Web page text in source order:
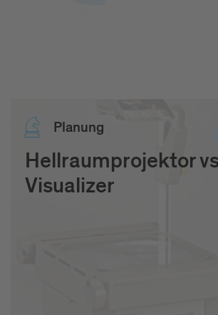
Pla­nung
Hellraumprojektor
Visualizer